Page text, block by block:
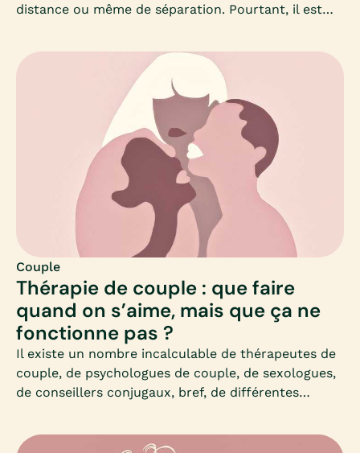
distance ou même de séparation. Pourtant, il est
Couple
Thérapie de couple : que faire
quand on s’aime, mais que ça ne
fonctionne pas ?
Il existe un nombre incalculable de thérapeutes de
couple, de psychologues de couple, de sexologues,
de conseillers conjugaux, bref, de différentes
au sein du couple, savoir s’orienter est